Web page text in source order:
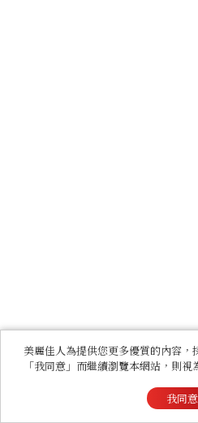
美麗佳人為提供您更多優質的內容，
「我同意」而繼續瀏覽本網站，則視
我同意